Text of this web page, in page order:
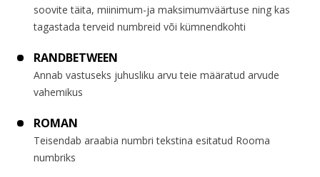
soovite täita, miinimum-ja maksimumväärtuse ning kas
tagastada terveid numbreid või kümnendkohti
RANDBETWEEN
Annab vastuseks juhusliku arvu teie määratud arvude
vahemikus
ROMAN
Teisendab araabia numbri tekstina esitatud Rooma
numbriks